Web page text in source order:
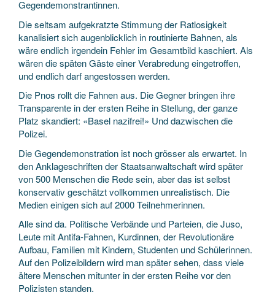
Gegendemonstrantinnen.
Die seltsam aufgekratzte Stimmung der Ratlosigkeit
kanalisiert sich augenblicklich in routinierte Bahnen, als
wäre endlich irgendein Fehler im Gesamtbild kaschiert. Als
wären die späten Gäste einer Verabredung eingetroffen,
und endlich darf angestossen werden.
Die Pnos rollt die Fahnen aus. Die Gegner bringen ihre
Transparente in der ersten Reihe in Stellung, der ganze
Platz skandiert: «Basel nazifrei!» Und dazwischen die
Polizei.
Die Gegendemonstration ist noch grösser als erwartet. In
den Anklage­schriften der Staats­anwaltschaft wird später
von 500 Menschen die Rede sein, aber das ist selbst
konservativ geschätzt vollkommen unrealistisch. Die
Medien einigen sich auf 2000 Teilnehmerinnen.
Alle sind da. Politische Verbände und Parteien, die Juso,
Leute mit Antifa-Fahnen, Kurdinnen, der Revolutionäre
Aufbau, Familien mit Kindern, Studenten und Schülerinnen.
Auf den Polizei­bildern wird man später sehen, dass viele
ältere Menschen mitunter in der ersten Reihe vor den
Polizisten standen.